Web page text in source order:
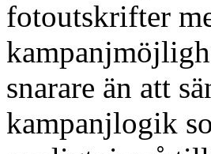
fotoutskrifter
snarare än att
kampanjlogik